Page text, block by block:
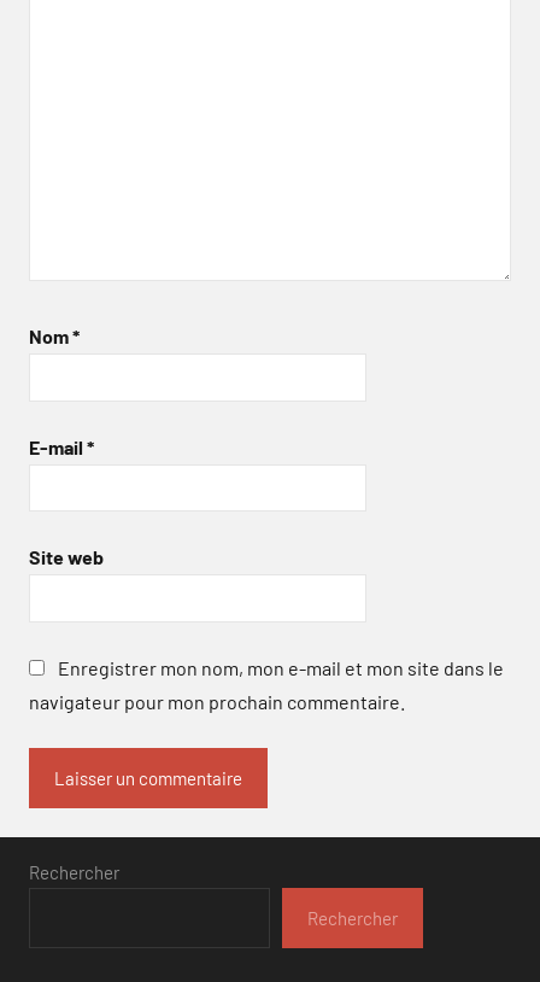
Nom*
E-mail *
Site web
Enregistrer mon nom, mon e-mail et mon site dans le
navigateur pour mon prochain commentaire.
Rechercher
Rechercher